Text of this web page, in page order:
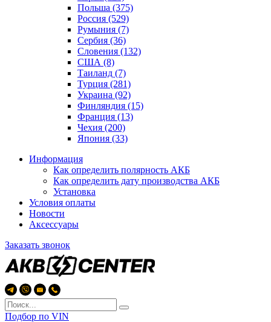
Польша (375)
Россия (529)
Румыния (7)
Сербия (36)
Словения (132)
США (8)
Таиланд (7)
Турция (281)
Украина (92)
Финляндия (15)
Франция (13)
Чехия (200)
Япония (33)
Информация
Как определить полярность АКБ
Как определить дату производства АКБ
Установка
Условия оплаты
Новости
Аксессуары
Заказать звонок
Подбор по VIN